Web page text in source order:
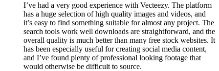
I’ve had a very good experience with Vecteezy. The platform
has a huge selection of high quality images and videos, and
it’s easy to find something suitable for almost any project. The
search tools work well downloads are straightforward, and the
overall quality is much better than many free stock websites. It
has been especially useful for creating social media content,
and I’ve found plenty of professional looking footage that
would otherwise be difficult to source.